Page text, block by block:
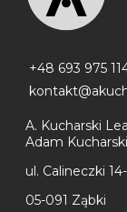
+48 693 975
A. Kucharski
Adam Kucharski
ul. Calineczki
05-091 Ząbki